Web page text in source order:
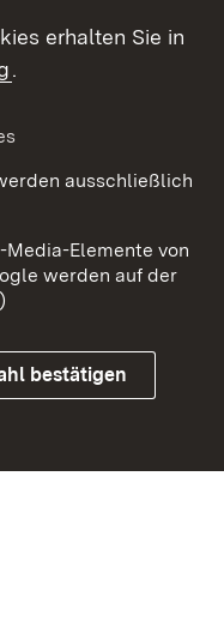
erhalten Sie in
.
ausschließlich
Elemente von
werden auf der
bestätigen